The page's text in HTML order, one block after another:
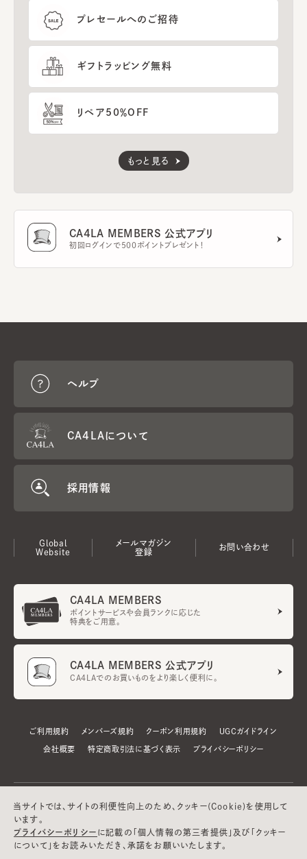
プレセールへのご招待
ギフトラッピング無料
リペア50％OFF
もっと見る
CA4LA MEMBERS 公式アプリ
初回ログインで500ポイントプレゼント！
ヘルプ
CA4LAについて
採用情報
Global
Website
メールマガジン
登録
お問い合わせ
CA4LA MEMBERS
ポイントサービスや会員ランクに応じた
特典をご用意。
CA4LA MEMBERS 公式アプリ
CA4LAでのお買いものをより楽しく便利に。
ご利用規約 メンバーズ規約 クーポン利用規約 UGCガイドライン
会社概要 特定商取引法に基づく表示 プライバシーポリシー
当サイトでは、サイトの利便性向上のため、クッキー(Cookie)を使用して
います。
プライバシーポリシー に記載の「個人情報の第三者提供」及び「クッキー
について」をお読みいただき、承諾をお願いいたします。